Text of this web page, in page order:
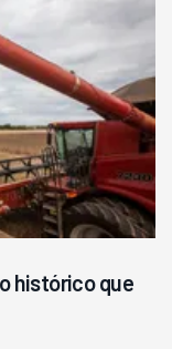
histórico que